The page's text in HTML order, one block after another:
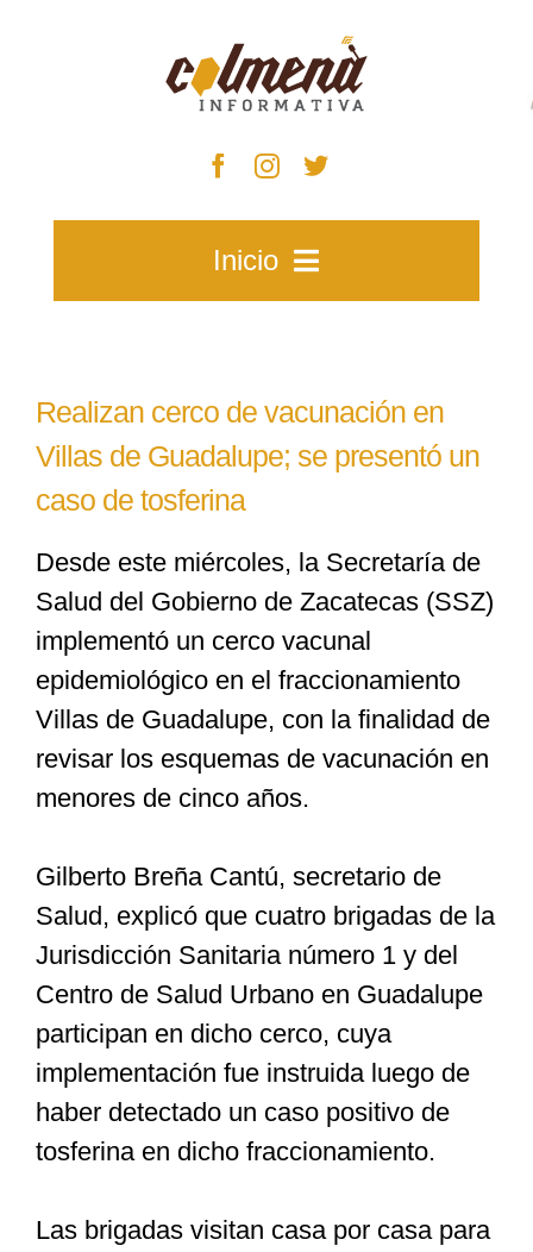
Inicio
Zacatecas
Especiales
Nacional
Opinión
Nosotros
Realizan cerco de vacunación en
Villas de Guadalupe; se presentó un
caso de tosferina
Desde este miércoles, la Secretaría de
Salud del Gobierno de Zacatecas (SSZ)
implementó un cerco vacunal
epidemiológico en el fraccionamiento
Villas de Guadalupe, con la finalidad de
revisar los esquemas de vacunación en
menores de cinco años.
Gilberto Breña Cantú, secretario de
Salud, explicó que cuatro brigadas de la
Jurisdicción Sanitaria número 1 y del
Centro de Salud Urbano en Guadalupe
participan en dicho cerco, cuya
implementación fue instruida luego de
haber detectado un caso positivo de
tosferina en dicho fraccionamiento.
Las brigadas visitan casa por casa para